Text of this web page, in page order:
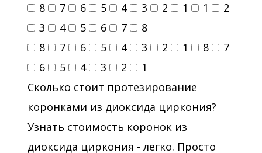
8 7 6 5 4 3 2 1 1
2
3
4 5 6 7
8
8
7 6 5 4 3 2 1 8
7
6
5 4 3 2
1
Сколько стоит протезирование
коронками из диоксида циркония?
Узнать стоимость коронок из
диоксида циркония - легко. Просто